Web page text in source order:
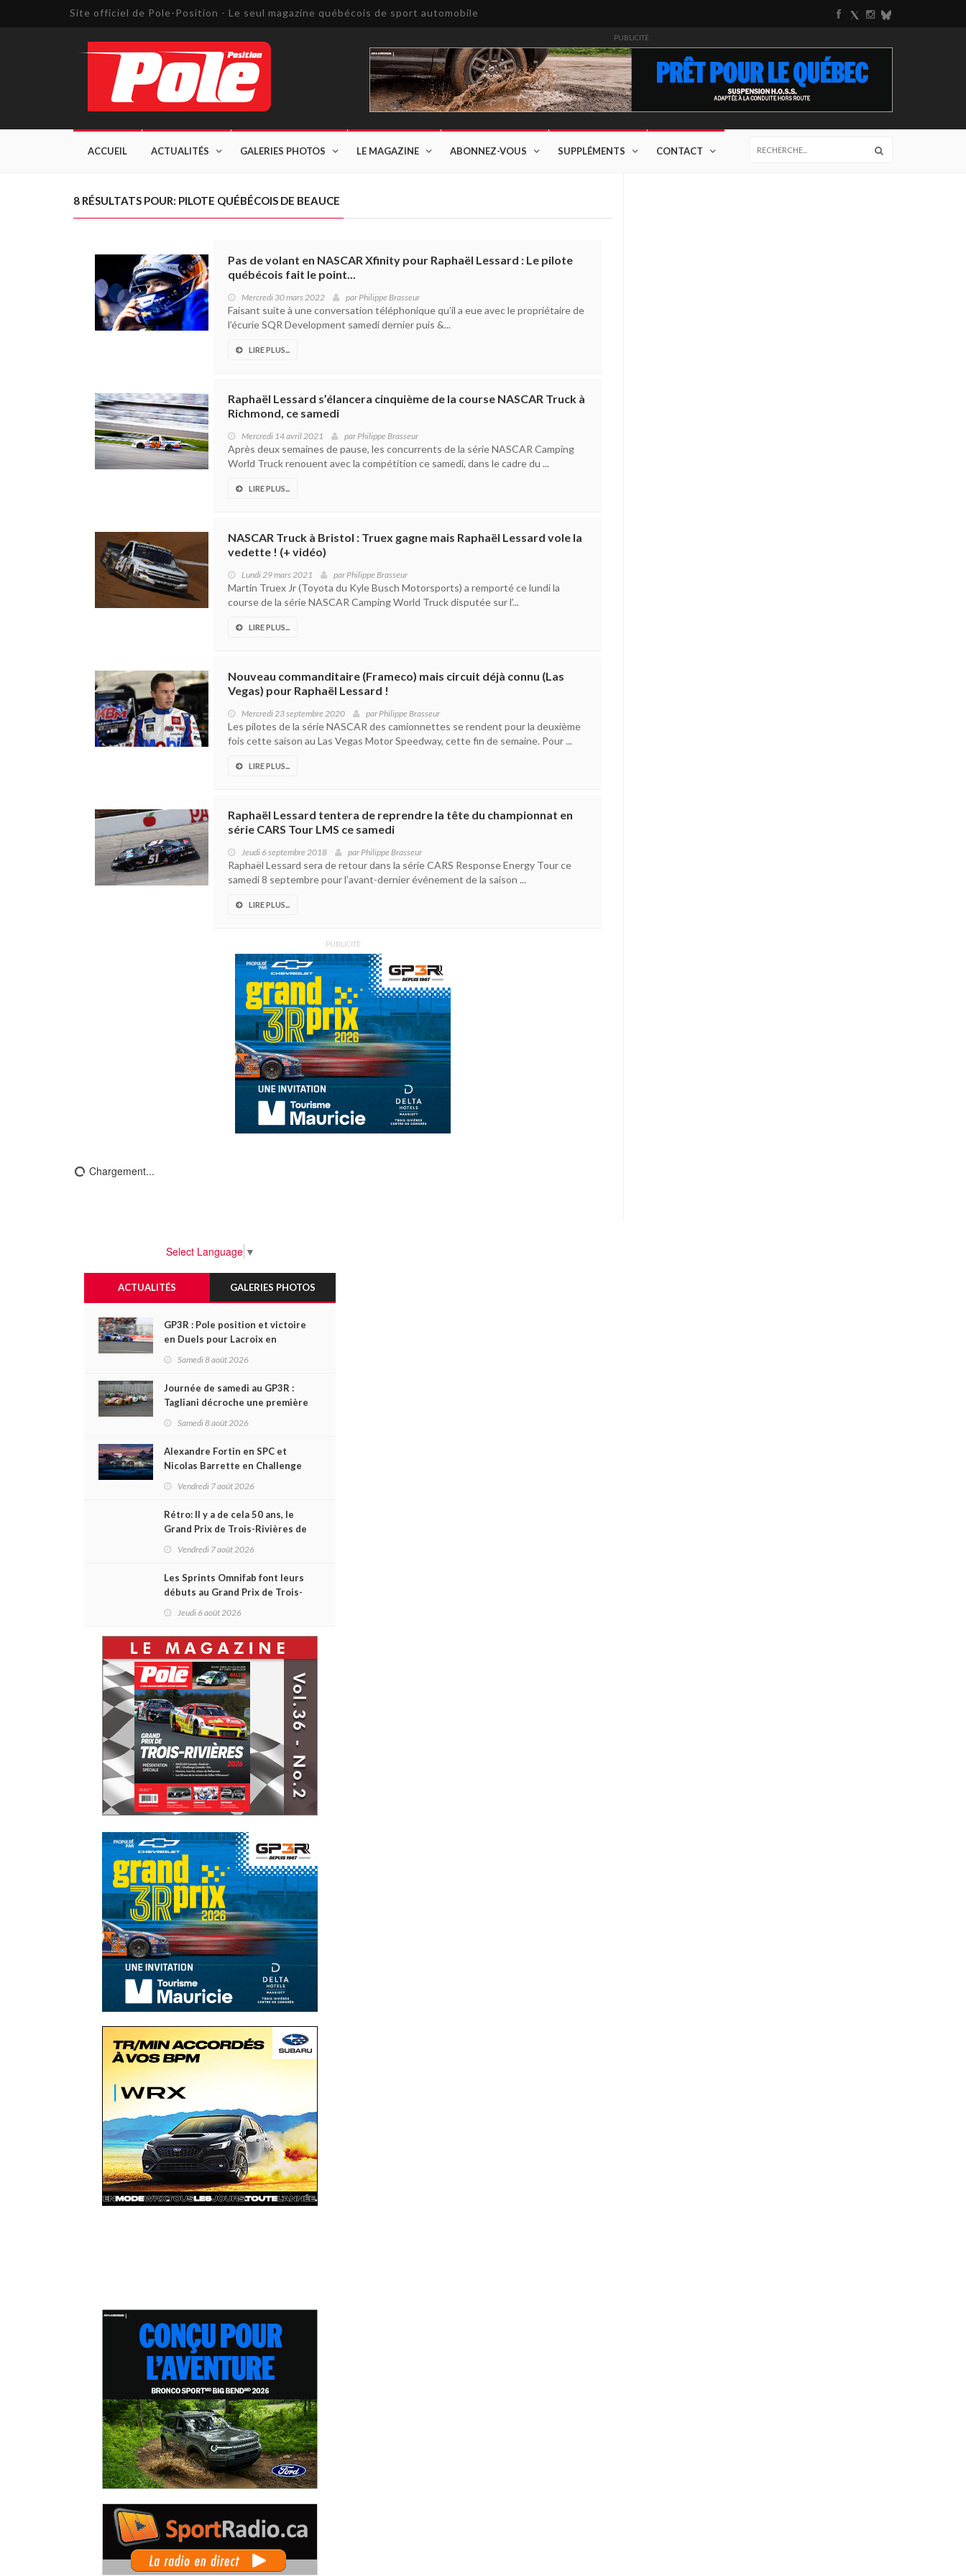
Site officiel de Pole-Position - Le seul magazine québécois de sport automobile
PUBLICITÉ
ACCUEIL ACTUALITÉS GALERIES PHOTOS LE MAGAZINE ABONNEZ-VOUS SUPPLÉMENTS CONTACT
8 RÉSULTATS POUR: PILOTE QUÉBÉCOIS DE BEAUCE
Pas de volant en NASCAR Xfinity pour Raphaël Lessard : Le pilote
québécois fait le point...
Mercredi 30 mars 2022 parPhilippe Brasseur
Faisant suite à une conversation téléphonique qu’il a eue avec le propriétaire de
l’écurie SQR Development samedi dernier puis &...
LIRE PLUS...
Raphaël Lessard s’élancera cinquième de la course NASCAR Truck à
Richmond, ce samedi
Mercredi 14 avril 2021 parPhilippe Brasseur
Après deux semaines de pause, les concurrents de la série NASCAR Camping
World Truck renouent avec la compétition ce samedi, dans le cadre du ...
LIRE PLUS...
NASCAR Truck à Bristol : Truex gagne mais Raphaël Lessard vole la
vedette ! (+ vidéo)
Lundi 29 mars 2021 parPhilippe Brasseur
Martin Truex Jr (Toyota du Kyle Busch Motorsports) a remporté ce lundi la
course de la série NASCAR Camping World Truck disputée sur l’...
LIRE PLUS...
Nouveau commanditaire (Frameco) mais circuit déjà connu (Las
Vegas) pour Raphaël Lessard !
Mercredi 23 septembre 2020 parPhilippe Brasseur
Les pilotes de la série NASCAR des camionnettes se rendent pour la deuxième
fois cette saison au Las Vegas Motor Speedway, cette fin de semaine. Pour ...
LIRE PLUS...
Raphaël Lessard tentera de reprendre la tête du championnat en
série CARS Tour LMS ce samedi
Jeudi 6 septembre 2018 parPhilippe Brasseur
Raphaël Lessard sera de retour dans la série CARS Response Energy Tour ce
samedi 8 septembre pour l’avant-dernier événement de la saison ...
LIRE PLUS...
PUBLICITÉ
Chargement...
Select Language ▼
ACTUALITÉS GALERIES PHOTOS
GP3R : Pole position et victoire
en Duels pour Lacroix en
NASCAR Canada; Camirand
Samedi 8 août 2026
Journée de samedi au GP3R :
Tagliani décroche une première
victoire en Coupe Radical; des
toutes les séries
Samedi 8 août 2026
Alexandre Fortin en SPC et
Nicolas Barrette en Challenge
Canada héros des premières
Vendredi 7 août 2026
Rétro: Il y a de cela 50 ans, le
Grand Prix de Trois-Rivières de
1976
Vendredi 7 août 2026
Les Sprints Omnifab font leurs
débuts au Grand Prix de Trois-
Rivières avec un format inspiré
Jeudi 6 août 2026